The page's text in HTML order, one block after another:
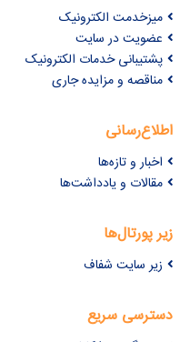
میزخدمت الکترونیک
عضویت در سایت
پشتیبانی خدمات الکترونیک
مناقصه و مزایده جاری
اطلاع‌رسانی
اخبار و تازه‌ها
مقالات و یادداشت‌ها
زیر پورتال‌ها
زیر سایت شفاف
دسترسی سریع